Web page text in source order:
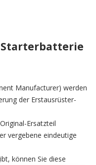
Starterbatterie
Manufacturer) werden
der Erstausrüster-
Ersatzteil
vergebene eindeutige
können Sie diese